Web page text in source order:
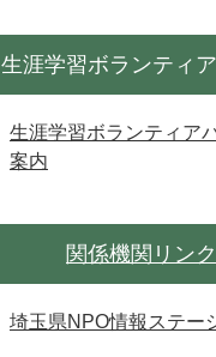
生涯学習ボランティ
生涯学習ボランティア
案内
関係機関リンク
埼玉県NPO情報ステー